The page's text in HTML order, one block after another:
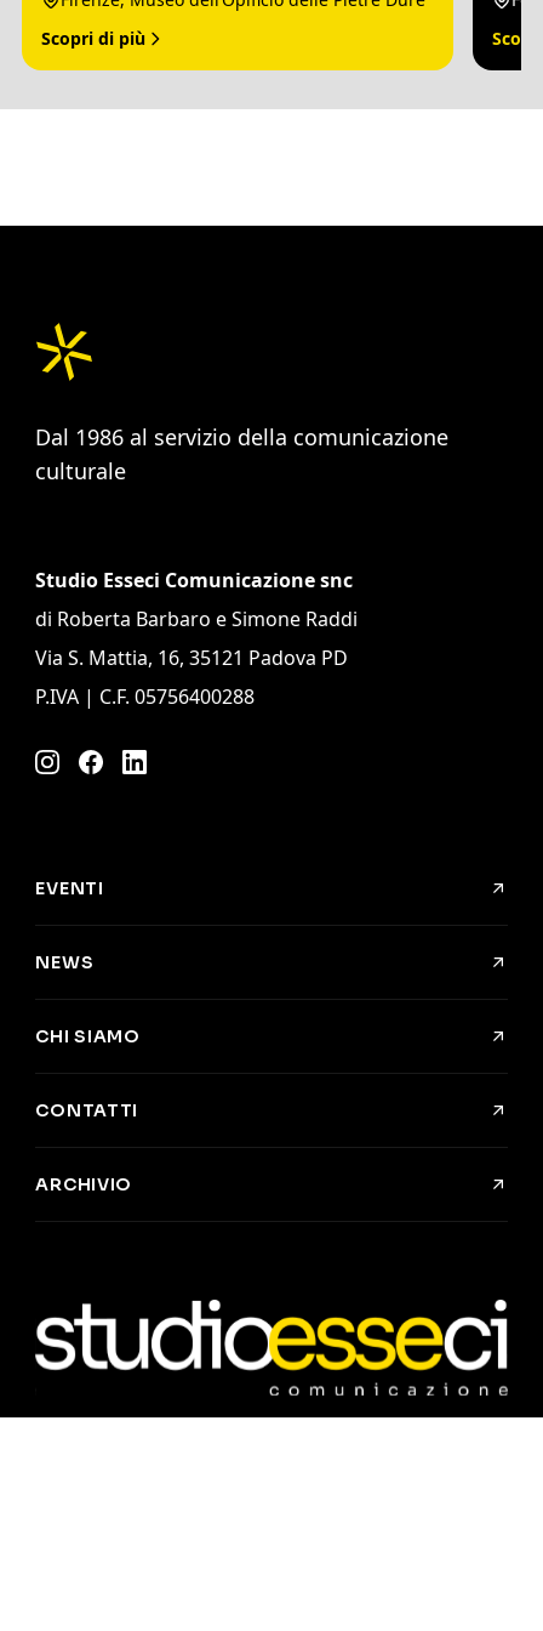
Scopri di più
Dal 1986 al servizio della comunicazione
culturale
Studio Esseci Comunicazione snc
di Roberta Barbaro e Simone Raddi
Via S. Mattia, 16, 35121 Padova PD
P.IVA | C.F. 05756400288
Instagram
FacebookLinkedIn
EVENTI
NEWS
CHI SIAMO
CONTATTI
ARCHIVIO